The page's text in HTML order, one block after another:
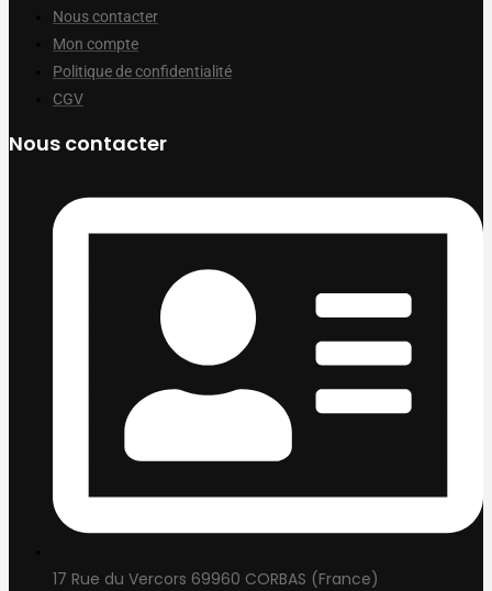
Nous contacter
Mon compte
Politique de confidentialité
CGV
Nous contacter
17 Rue du Vercors 69960 CORBAS (France)